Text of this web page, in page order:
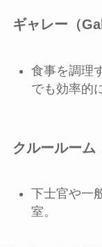
ギャレー（
食事を調理
でも効率的
クルールーム
下士官や一
室。